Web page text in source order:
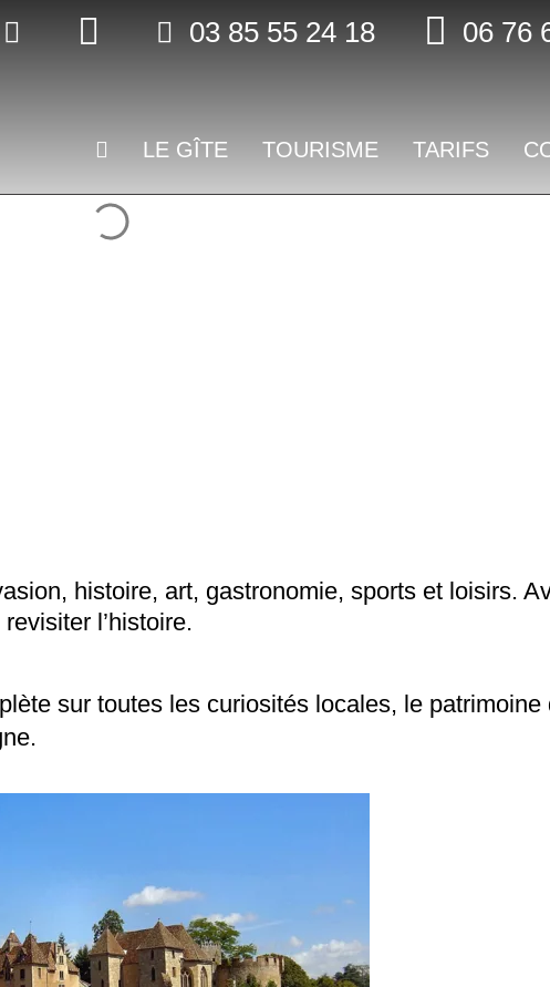
03 85 55 24 18 06 76
LE GÎTE TOURISME TARIFS
histoire, art, gastronomie, sports et loisirs.
l’histoire.
sur toutes les curiosités locales, le patrimoine